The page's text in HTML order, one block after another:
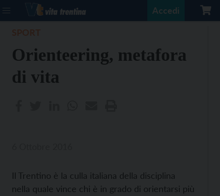
Accedi
Orienteering, metafora
di vita
Il Trentino è la culla italiana della disciplina
nella quale vince chi è in grado di orientarsi più